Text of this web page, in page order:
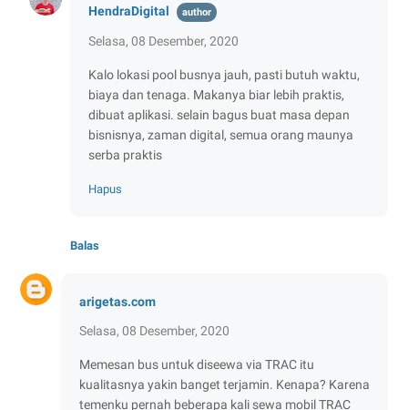
HendraDigital
Selasa, 08 Desember, 2020
Kalo lokasi pool busnya jauh, pasti butuh waktu,
biaya dan tenaga. Makanya biar lebih praktis,
dibuat aplikasi. selain bagus buat masa depan
bisnisnya, zaman digital, semua orang maunya
serba praktis
Hapus
Balas
arigetas.com
Selasa, 08 Desember, 2020
Memesan bus untuk diseewa via TRAC itu
kualitasnya yakin banget terjamin. Kenapa? Karena
temenku pernah beberapa kali sewa mobil TRAC